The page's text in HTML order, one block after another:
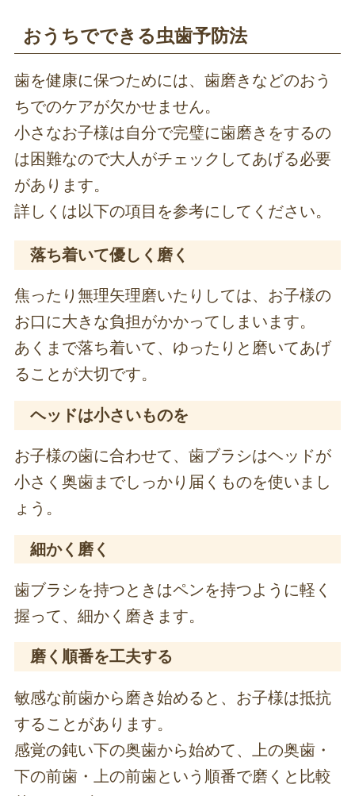
おうちでできる虫歯予防法
歯を健康に保つためには、歯磨きなどのおう
ちでのケアが欠かせません。
小さなお子様は自分で完璧に歯磨きをするの
は困難なので大人がチェックしてあげる必要
があります。
詳しくは以下の項目を参考にしてください。
落ち着いて優しく磨く
焦ったり無理矢理磨いたりしては、お子様の
お口に大きな負担がかかってしまいます。
あくまで落ち着いて、ゆったりと磨いてあげ
ることが大切です。
ヘッドは小さいものを
お子様の歯に合わせて、歯ブラシはヘッドが
小さく奥歯までしっかり届くものを使いまし
ょう。
細かく磨く
歯ブラシを持つときはペンを持つように軽く
握って、細かく磨きます。
磨く順番を工夫する
敏感な前歯から磨き始めると、お子様は抵抗
することがあります。
感覚の鈍い下の奥歯から始めて、上の奥歯・
下の前歯・上の前歯という順番で磨くと比較